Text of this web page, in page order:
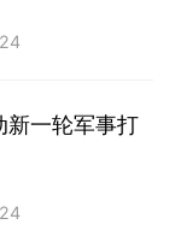
新一轮军事打